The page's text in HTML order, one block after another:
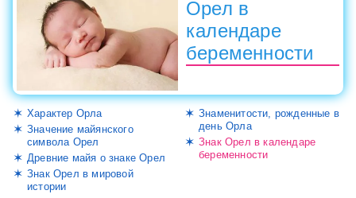
Орел в
календаре
беременности
Характер Орла
Значение майянского
символа Орел
Древние майя о знаке Орел
Знак Орел в мировой
истории
Знаменитости, рожденные в
день Орла
Знак Орел в календаре
беременности